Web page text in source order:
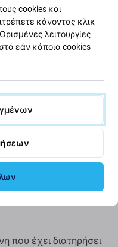
αληθινού μαύρου
σε σύγκριση
οθόνη*
σας οθόνη που ήταν
που έχει διατηρήσει
cookies και
κάνοντας κλικ
λειτουργίες
εάν κάποια cookies